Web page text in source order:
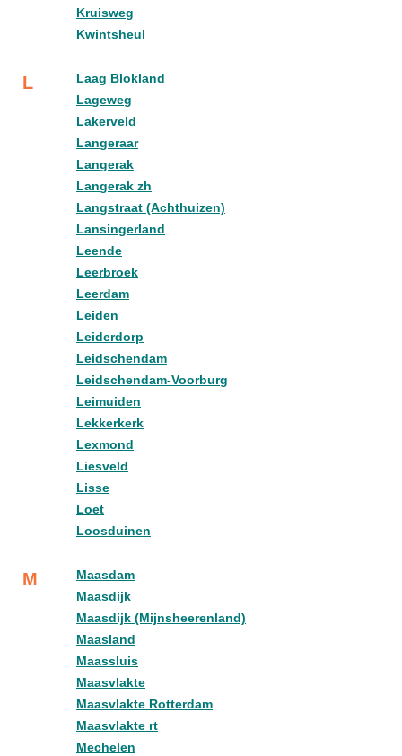
Kruisweg
Kwintsheul
L
Laag Blokland
Lageweg
Lakerveld
Langeraar
Langerak
Langerak zh
Langstraat (Achthuizen)
Lansingerland
Leende
Leerbroek
Leerdam
Leiden
Leiderdorp
Leidschendam
Leidschendam-Voorburg
Leimuiden
Lekkerkerk
Lexmond
Liesveld
Lisse
Loet
Loosduinen
M
Maasdam
Maasdijk
Maasdijk (Mijnsheerenland)
Maasland
Maassluis
Maasvlakte
Maasvlakte Rotterdam
Maasvlakte rt
Mechelen